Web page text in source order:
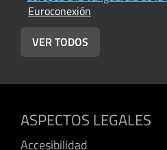
en materia de acústica física,
(Universitat Jaume I - Vox UJI
Euroconexión
VER TODOS
ASPECTOS LEGALES
Accesibilidad